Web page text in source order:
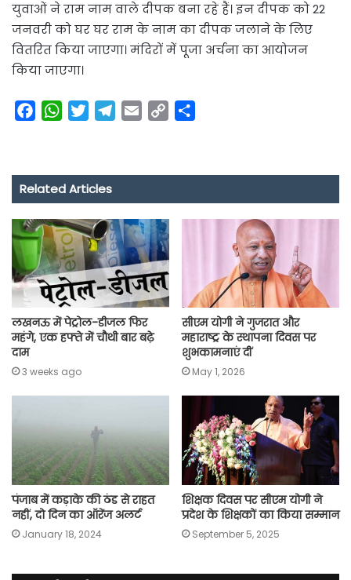
युवाओं ने राम नाम वाले दीपक बना रहे हैं। इन दीपक को 22
जनवरी को घर घर राम के नाम का दीपक जलाने के लिए
वितरित किया जाएगा। मंदिरों में पूजा अर्चना का आयोजन
किया जाएगा।
e
b
o
k
W
t
s
p
p
t
t
r
e
a
m
i
y
n
k
r
Related Articles
लखनऊ में पेट्रोल-डीजल फिर
महंगे, एक हफ्ते में चौथी बार बढ़े
दाम
3 weeks ago
सीएम योगी ने गुजरात और
महाराष्ट्र के स्थापना दिवस पर
शुभकामनाएं दीं
May 1, 2026
पंजाब में कड़ाके की ठंड से राहत
नहीं, दो दिन का ऑरेंज अलर्ट
January 18, 2024
शिक्षक दिवस पर सीएम योगी ने
प्रदेश के शिक्षकों का किया सम्मान
September 5, 2025